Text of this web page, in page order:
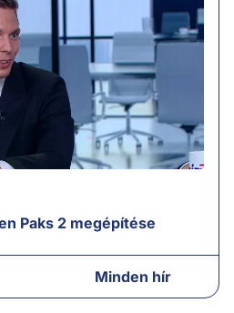
Paks 2 megépítése
Minden hír